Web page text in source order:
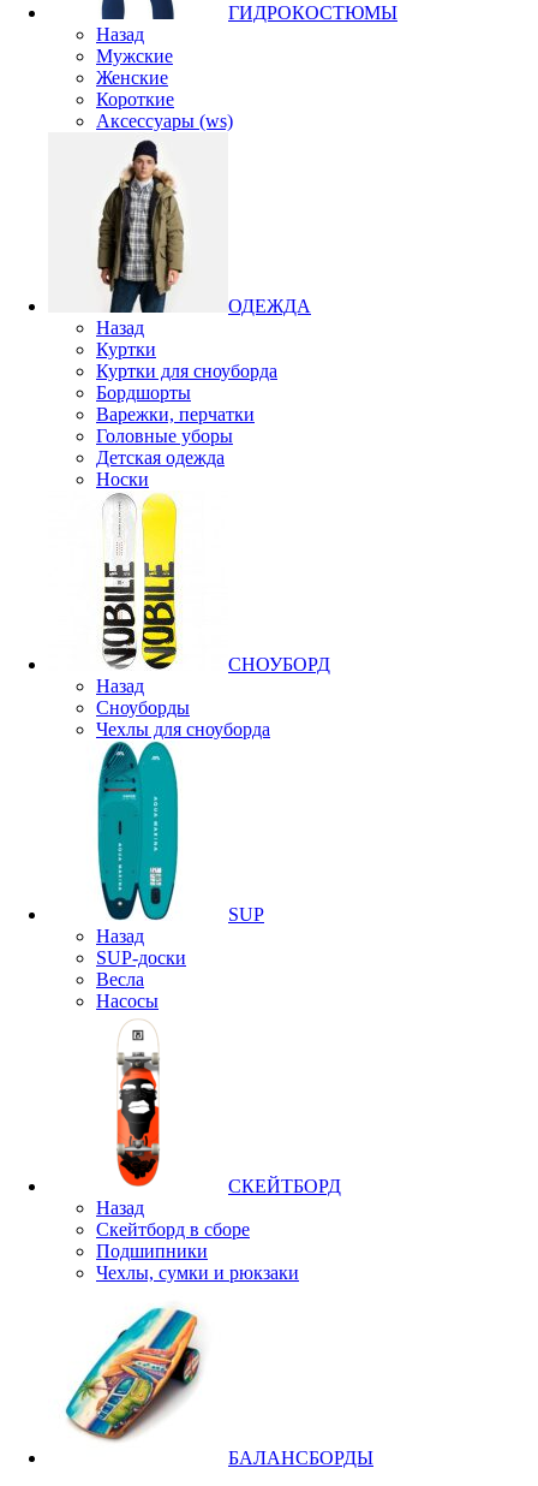
ГИДРОКОСТЮМЫ
Назад
Мужские
Женские
Короткие
Аксессуары (ws)
ОДЕЖДА
Назад
Куртки
Куртки для сноуборда
Бордшорты
Варежки, перчатки
Головные уборы
Детская одежда
Носки
СНОУБОРД
Назад
Сноуборды
Чехлы для сноуборда
SUP
Назад
SUP-доски
Весла
Насосы
СКЕЙТБОРД
Назад
Скейтборд в сборе
Подшипники
Чехлы, сумки и рюкзаки
БАЛАНСБОРДЫ